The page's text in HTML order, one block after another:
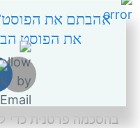
חקיקתו של הסעיף
ההגנה על פרטיות,
השיפוטי. במישור
תפקידו של עקרון
בסמכות חודרנית,
בהסכמה פרטנית כדי
אהבתם את
את הפוסט